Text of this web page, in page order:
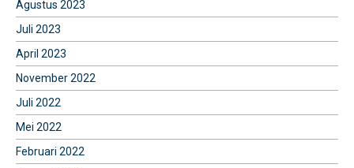
Agustus 2023
Juli 2023
April 2023
November 2022
Juli 2022
Mei 2022
Februari 2022